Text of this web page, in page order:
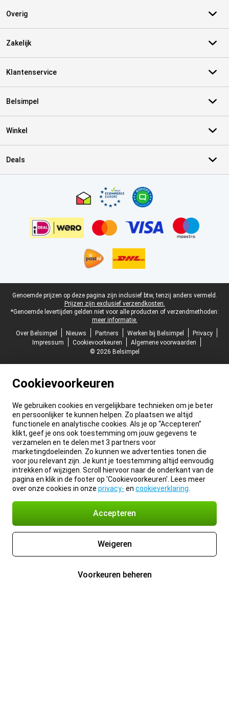
Overig
Zakelijk
Klantenservice
Belsimpel
Winkel
Deals
Juridische voettekst
Genoemde prijzen op deze pagina zijn inclusief btw, tenzij anders vermeld.
Prijzen zijn exclusief verzendkosten.
*Genoemde levertijden gelden niet voor alle producten of verzendmethoden:
meer informatie.
Over Belsimpel
Nieuws Partners Werken bij Belsimpel
Privacy
Impressum
Cookievoorkeuren
Algemene voorwaarden
© 2026 Belsimpel
Cookievoorkeuren
We gebruiken cookies en vergelijkbare technieken om je beter
en persoonlijker te kunnen helpen. Zo plaatsen we altijd
functionele en analytische cookies. Als je op “Accepteren”
klikt, geef je ons ook toestemming om jouw gegevens te
verzamelen en te delen met 3 partners voor
marketingdoeleinden. Zo kunnen we advertenties tonen die
voor jou relevant zijn. Je kunt je toestemming altijd eenvoudig
intrekken of wijzigen. Scroll hiervoor naar de onderkant van de
pagina en klik in de footer op 'Cookievoorkeuren'. Lees meer
over onze cookies in onze privacy- en cookieverklaring
Accepteren
Weigeren
Voorkeuren beheren